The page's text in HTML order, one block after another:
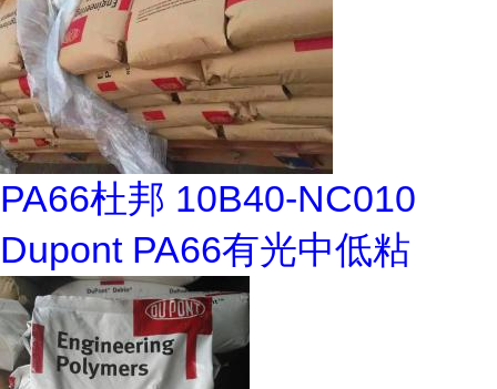
PA66杜邦 10B40-NC010
Dupont PA66有光中低粘